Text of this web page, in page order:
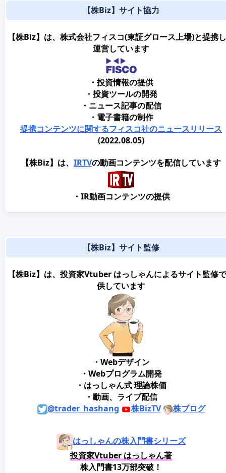
【株Biz】サイト協力
【株Biz】は、株式会社フィスコ(東証グロース上場)と提携
運営しています
・投資情報の提供
・投資ツールの開発
・ニュース記事の配信
・電子書籍の制作
提携コンテンツに関するフィスコ社のニュースリリース
(2022.08.05)
【株Biz】は、 IRTVの動画コンテンツを配信しています
・IR動画コンテンツの提供
【株Biz】サイト監修
【株Biz】は、投資家Vtuber はっしゃんによるサイト監修
供しています
・Webデザイン
・Webプログラム開発
・はっしゃん式 理論株価
・動画、ライブ配信
@trader_hashang
株BizTV 株ブログ
はっしゃんの株入門書シリーズ
投資家Vtuber はっしゃん著
株入門書13万部突破！